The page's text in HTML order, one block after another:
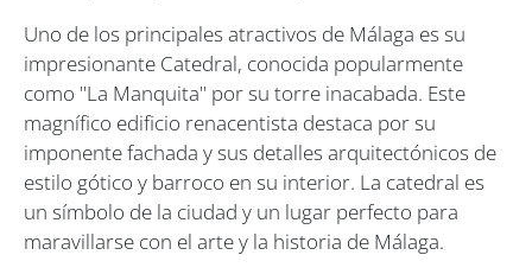
Uno de los principales atractivos de Málaga es su
impresionante Catedral, conocida popularmente
como "La Manquita" por su torre inacabada. Este
magnífico edificio renacentista destaca por su
imponente fachada y sus detalles arquitectónicos de
estilo gótico y barroco en su interior. La catedral es
un símbolo de la ciudad y un lugar perfecto para
maravillarse con el arte y la historia de Málaga.